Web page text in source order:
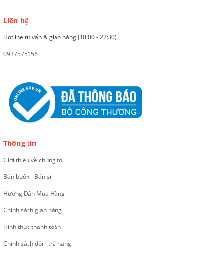
Liên hệ
Hotline tư vấn & giao hàng (10:00 - 22:30)
0937575156
Thông tin
Giới thiệu về chúng tôi
Bán buôn - Bán sỉ
Hướng Dẫn Mua Hàng
Chính sách giao hàng
Hình thức thanh toán
Chính sách đổi - trả hàng